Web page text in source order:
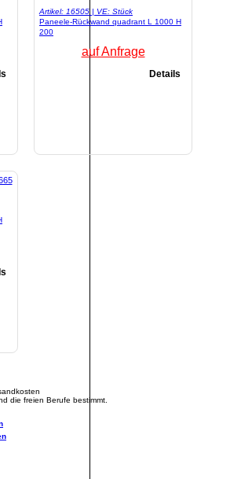
Artikel: 16505 | VE: Stück
Paneele-Rückwand quadrant L 1000 H
200
auf Anfrage
Details
die freien Berufe bestimmt.